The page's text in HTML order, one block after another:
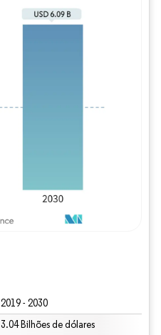
2019 - 2030
3.04 Bilhões de dólares